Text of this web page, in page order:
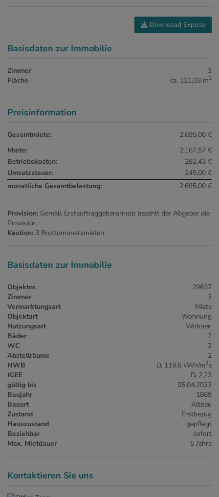
Download Expose
Basisdaten zur Immobilie
Zimmer
3
Fläche
ca. 121,03 m2
Preisinformation
Gesamtmiete:
2.695,00 €
Miete:
2.167,57 €
Betriebskosten:
282,43 €
Umsatzsteuer:
245,00 €
monatliche Gesamtbelastung:
2.695,00 €
Provision: Gemäß Erstauftraggeberprinzip bezahlt der Abgeber die
Provision.
Kaution: 3 Bruttomonatsmieten
Basisdaten zur Immobilie
Objektnr.
29637
Zimmer
3
Vermarktungsart
Miete
Objektart
Wohnung
Nutzungsart
Wohnen
Bäder
2
WC
2
Abstellräume
2
HWB
D, 119.6 kWh/m2a
fGEE
D, 2,23
gültig bis
05.04.2033
Baujahr
1869
Bauart
Altbau
Zustand
Erstbezug
Hauszustand
gepflegt
Beziehbar
sofort
Max. Mietdauer
5 Jahre
Kontaktieren Sie uns